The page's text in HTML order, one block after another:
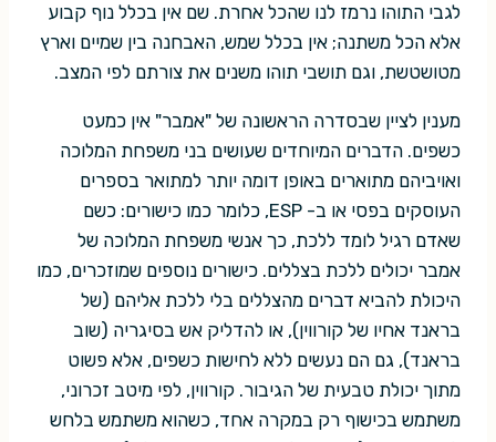
לגבי התוהו נרמז לנו שהכל אחרת. שם אין בכלל נוף קבוע
אלא הכל משתנה; אין בכלל שמש, האבחנה בין שמיים וארץ
מטושטשת, וגם תושבי תוהו משנים את צורתם לפי המצב.
מענין לציין שבסדרה הראשונה של "אמבר" אין כמעט
כשפים. הדברים המיוחדים שעושים בני משפחת המלוכה
ואויביהם מתוארים באופן דומה יותר למתואר בספרים
העוסקים בפסי או ב- ESP, כלומר כמו כישורים: כשם
שאדם רגיל לומד ללכת, כך אנשי משפחת המלוכה של
אמבר יכולים ללכת בצללים. כישורים נוספים שמוזכרים, כמו
היכולת להביא דברים מהצללים בלי ללכת אליהם (של
בראנד אחיו של קורווין), או להדליק אש בסיגריה (שוב
בראנד), גם הם נעשים ללא לחישות כשפים, אלא פשוט
מתוך יכולת טבעית של הגיבור. קורווין, לפי מיטב זכרוני,
משתמש בכישוף רק במקרה אחד, כשהוא משתמש בלחש